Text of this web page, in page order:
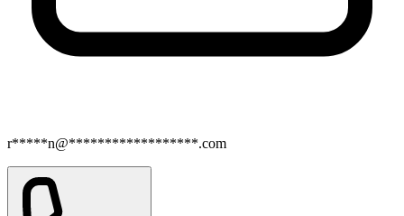
r*****n@******************.com